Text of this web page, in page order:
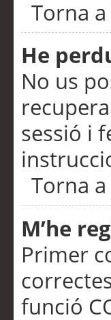
Torna a
He
No us
sessió i
Torna a
M’he
Primer
funció